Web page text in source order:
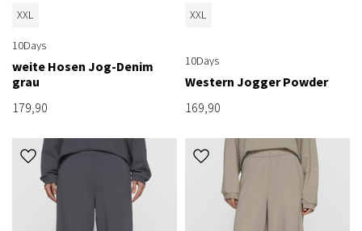
XXL
10Days
weite Hosen Jog-Denim
grau
179,90
XXL
10Days
Western Jogger Powder
169,90